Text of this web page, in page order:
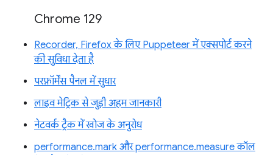
Chrome 129
Recorder, Firefox के लिए Puppeteer में एक्सपोर्ट करने
की सुविधा देता है
परफ़ॉर्मेंस पैनल में सुधार
लाइव मेट्रिक से जुड़ी अहम जानकारी
नेटवर्क ट्रैक में खोज के अनुरोध
performance.mark और performance.measure कॉल